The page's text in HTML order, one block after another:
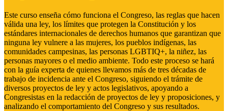
Este curso enseña cómo funciona el Congreso, las reglas que hacen
válida una ley, los límites que protegen la Constitución y los
estándares internacionales de derechos humanos que garantizan que
ninguna ley vulnere a las mujeres, los pueblos indígenas, las
comunidades campesinas, las personas LGBTIQ+, la niñez, las
personas mayores o el medio ambiente. Todo este proceso se hará
con la guía experta de quienes llevamos más de tres décadas de
trabajo de incidencia ante el Congreso, siguiendo el trámite de
diversos proyectos de ley y actos legislativos, apoyando a
Congresistas en la redacción de proyectos de ley y proposiciones, y
analizando el comportamiento del Congreso y sus resultados.